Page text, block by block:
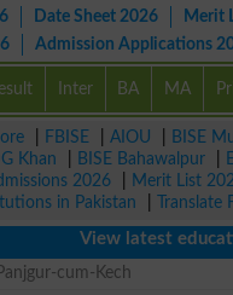
Date Sheet 2026 Merit
Admission Applications
Inter BA MA
FBISE AIOU BISE
Khan BISE Bahawalpur
2026 Merit List
in Pakistan Translate
View latest
cum-Kech